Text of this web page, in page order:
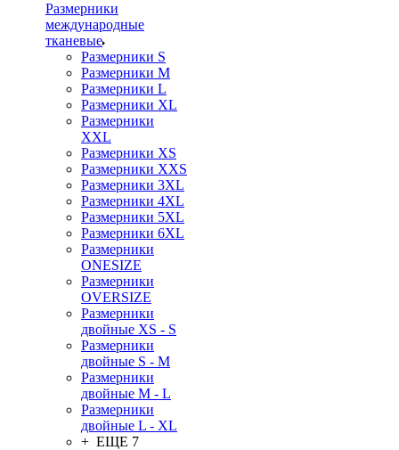
Размерники
международные
тканевые
Размерники S
Размерники M
Размерники L
Размерники XL
Размерники
XXL
Размерники XS
Размерники XXS
Размерники 3XL
Размерники 4XL
Размерники 5XL
Размерники 6XL
Размерники
ONESIZE
Размерники
OVERSIZE
Размерники
двойные XS - S
Размерники
двойные S - M
Размерники
двойные M - L
Размерники
двойные L - XL
+ ЕЩЕ 7